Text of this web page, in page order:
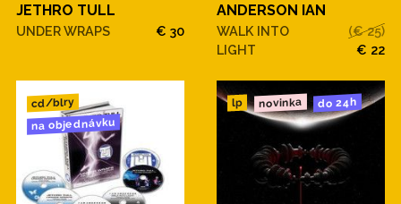
JETHRO TULL
UNDER WRAPS € 30
ANDERSON IAN
WALK INTO
LIGHT
(€ 25)
€ 22
cd/blry
na objednávku
lp novinka do 24h